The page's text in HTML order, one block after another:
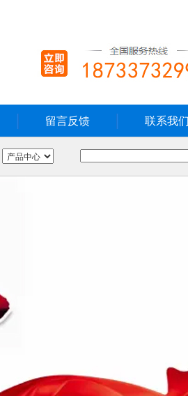
留言反馈 联系我们